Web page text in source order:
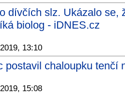
dívčích slz. Ukázalo se,
biolog - iDNES.cz
13:10
postavil chaloupku tenčí
15:08